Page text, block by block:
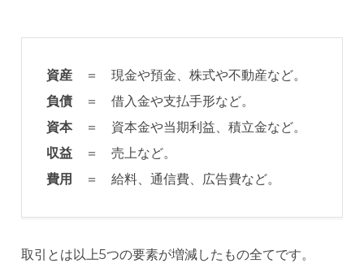
資産 ＝ 現金や預金、株式や不動産など。
負債 ＝ 借入金や支払手形など。
資本＝ 資本金や当期利益、積立金など。
収益 ＝ 売上など。
費用
＝ 給料、通信費、広告費など。
取引とは以上5つの要素が増減したもの全てです。